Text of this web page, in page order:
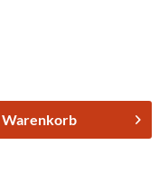
Warenkorb